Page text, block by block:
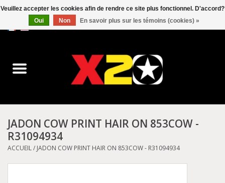
0 Articles - C$0.00
Converse
Kickers
Birkenstock
JADON COW PRINT HAIR ON 853COW -
R31094934
ACCUEIL/ JADON COW PRINT HAIR ON 853COW - R31094934
Veuillez accepter les cookies afin de rendre ce site plus fonctionnel. D'accord?
Oui
Non En savoir plus sur les témoins (cookies) »